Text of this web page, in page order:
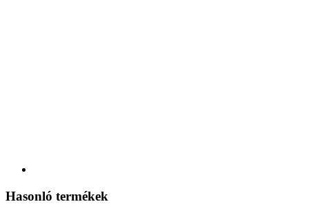
Hasonló termékek